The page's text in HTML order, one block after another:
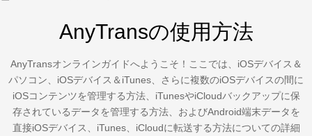
データ転送
マルチメディア
便利ツール
ソリューション
AnyTransの使用方法
AnyTransオンラインガイドへようこそ！ここでは、iOSデバイス＆
パソコン、iOSデバイス＆iTunes、さらに複数のiOSデバイスの間に
iOSコンテンツを管理する方法、iTunesやiCloudバックアップに保
存されているデータを管理する方法、およびAndroid端末データを
直接iOSデバイス、iTunes、iCloudに転送する方法についての詳細